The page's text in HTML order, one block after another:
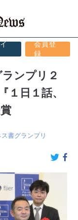
会員登
録
ンプリ２
日１話、
書グランプリ